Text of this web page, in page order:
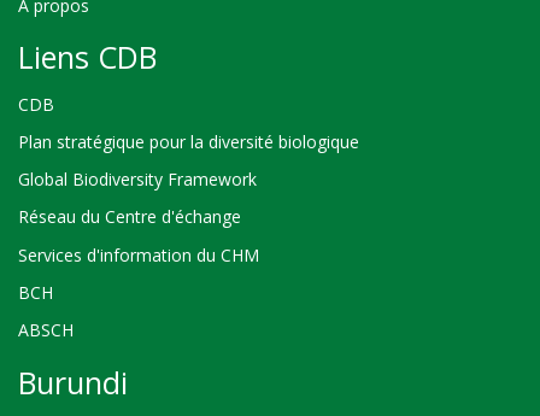
À propos
Liens CDB
CDB
Plan stratégique pour la diversité biologique
Global Biodiversity Framework
Réseau du Centre d'échange
Services d'information du CHM
BCH
ABSCH
Burundi